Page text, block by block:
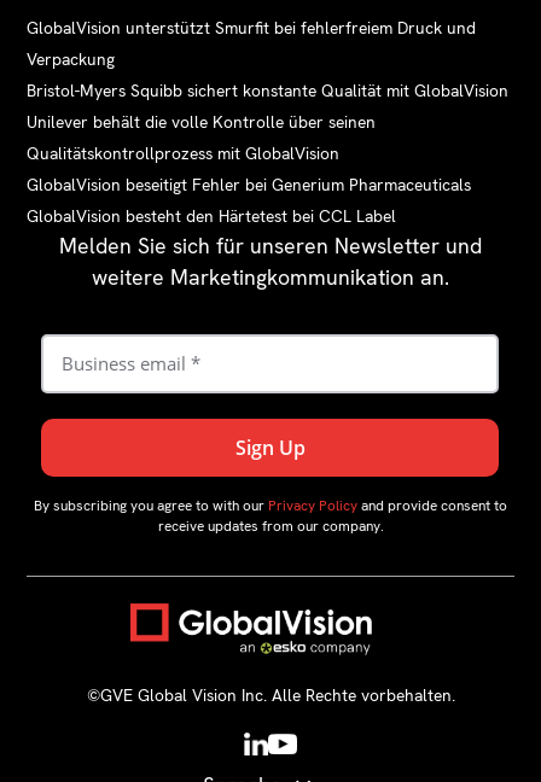
GlobalVision unterstützt Smurfit bei fehlerfreiem Druck und
Verpackung
Bristol-Myers Squibb sichert konstante Qualität mit GlobalVision
Unilever behält die volle Kontrolle über seinen
Qualitätskontrollprozess mit GlobalVision
GlobalVision beseitigt Fehler bei Generium Pharmaceuticals
GlobalVision besteht den Härtetest bei CCL Label
Melden Sie sich für unseren Newsletter und
weitere Marketingkommunikation an.
By subscribing you agree to with our Privacy Policyand provide consent to
receive updates from our company.
©GVE Global Vision Inc. Alle Rechte vorbehalten.